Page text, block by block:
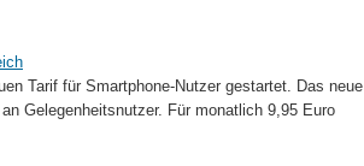
Tarif für Smartphone-Nutzer gestartet. Das neue
Gelegenheitsnutzer. Für monatlich 9,95 Euro